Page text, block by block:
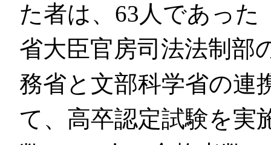
た者は、63人であった
省大臣官房司法法制部
務省と文部科学省の連
て、高卒認定試験を実